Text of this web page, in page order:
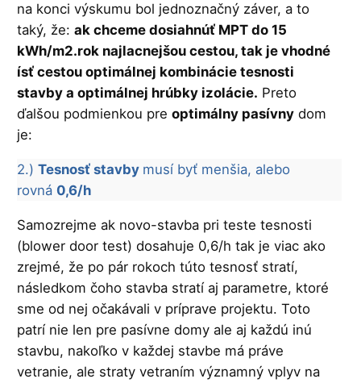
na konci výskumu bol jednoznačný záver, a to
taký, že:ak chceme dosiahnúť MPT do 15
kWh/m2.rok najlacnejšou cestou, tak je vhodné
ísť cestou optimálnej kombinácie tesnosti
stavby a optimálnej hrúbky izolácie. Preto
ďalšou podmienkou preoptimálny pasívny dom
je:
2.)Tesnosť stavby musí byť menšia, alebo
rovná 0,6/h
Samozrejme ak novo-stavba pri teste tesnosti
(blower door test) dosahuje 0,6/h tak je viac ako
zrejmé, že po pár rokoch túto tesnosť stratí,
následkom čoho stavba stratí aj parametre, ktoré
sme od nej očakávali v príprave projektu. Toto
patrí nie len pre pasívne domy ale aj každú inú
stavbu, nakoľko v každej stavbe má práve
vetranie, ale straty vetraním významný vplyv na